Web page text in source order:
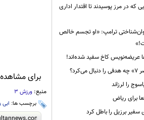
برای
منبع: ورزش 3
برچسب ها: ابی
که در مرز پوسیدند تا اقتدار اداری
ترامپ: «او تجسم خالص
عریضه‌نویس کاخ سفید شده‌اند!
را لرزاند
سفیر برزیل را باطل کرد